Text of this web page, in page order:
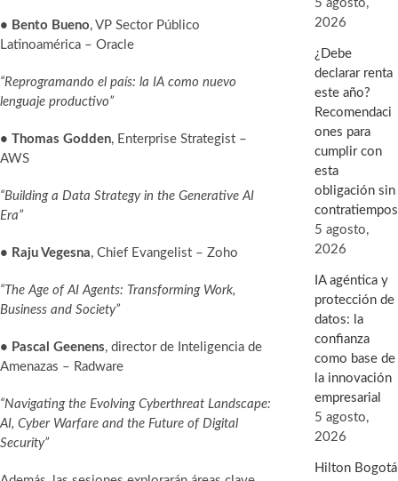
• Bento Bueno, VP Sector Público
Latinoamérica – Oracle
“Reprogramando el país: la IA como nuevo
lenguaje productivo”
• Thomas Godden, Enterprise Strategist –
AWS
“Building a Data Strategy in the Generative AI
Era”
• Raju Vegesna, Chief Evangelist – Zoho
“The Age of AI Agents: Transforming Work,
Business and Society”
• Pascal Geenens, director de Inteligencia de
Amenazas – Radware
“Navigating the Evolving Cyberthreat Landscape:
AI, Cyber Warfare and the Future of Digital
Security”
5 agosto,
2026
¿Debe
declarar renta
este año?
Recomendaci
ones para
cumplir con
esta
obligación sin
contratiempos
5 agosto,
2026
IA agéntica y
protección de
datos: la
confianza
como base de
la innovación
empresarial
5 agosto,
2026
Hilton Bogotá